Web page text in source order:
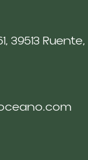
39513 Ruente,